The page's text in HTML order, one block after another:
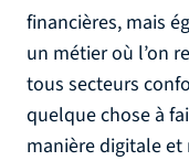
financières, mais
un métier où l’on
tous secteurs
quelque chose à
manière digitale